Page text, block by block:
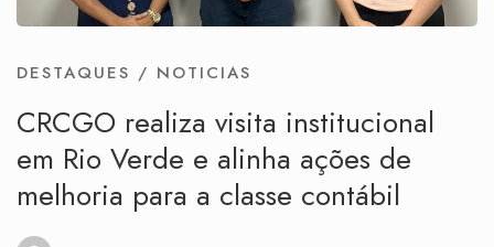
DESTAQUES / NOTICIAS
CRCGO realiza visita institucional
em Rio Verde e alinha ações de
melhoria para a classe contábil